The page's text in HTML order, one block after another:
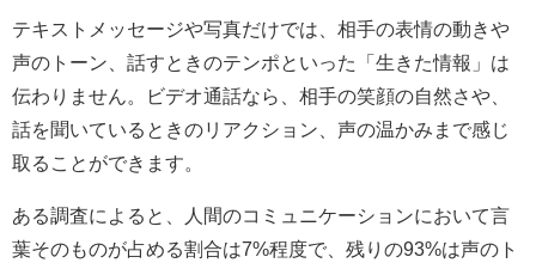
テキストメッセージや写真だけでは、相手の表情の動きや
声のトーン、話すときのテンポといった「生きた情報」は
伝わりません。ビデオ通話なら、相手の笑顔の自然さや、
話を聞いているときのリアクション、声の温かみまで感じ
取ることができます。
ある調査によると、人間のコミュニケーションにおいて言
葉そのものが占める割合は7%程度で、残りの93%は声のト